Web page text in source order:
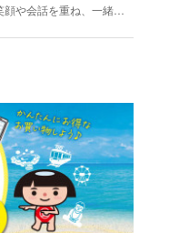
や会話を重ね、一緒…